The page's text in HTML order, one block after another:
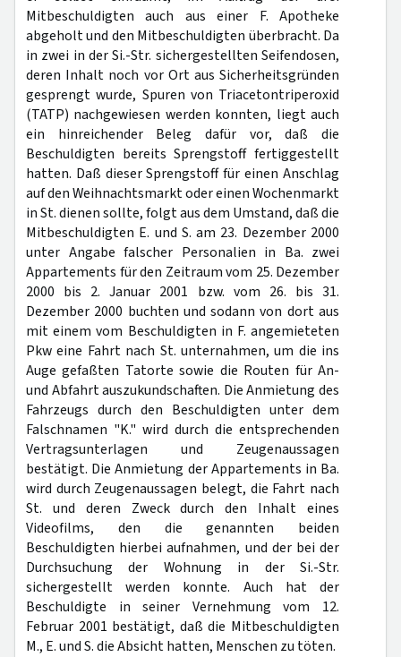
Mitbeschuldigten auch aus einer F. Apotheke
abgeholt und den Mitbeschuldigten überbracht. Da
in zwei in der Si.-Str. sichergestellten Seifendosen,
deren Inhalt noch vor Ort aus Sicherheitsgründen
gesprengt wurde, Spuren von Triacetontriperoxid
(TATP) nachgewiesen werden konnten, liegt auch
ein hinreichender Beleg dafür vor, daß die
Beschuldigten bereits Sprengstoff fertiggestellt
hatten. Daß dieser Sprengstoff für einen Anschlag
auf den Weihnachtsmarkt oder einen Wochenmarkt
in St. dienen sollte, folgt aus dem Umstand, daß die
Mitbeschuldigten E. und S. am 23. Dezember 2000
unter Angabe falscher Personalien in Ba. zwei
Appartements für den Zeitraum vom 25. Dezember
2000 bis 2. Januar 2001 bzw. vom 26. bis 31.
Dezember 2000 buchten und sodann von dort aus
mit einem vom Beschuldigten in F. angemieteten
Pkw eine Fahrt nach St. unternahmen, um die ins
Auge gefaßten Tatorte sowie die Routen für An-
und Abfahrt auszukundschaften. Die Anmietung des
Fahrzeugs durch den Beschuldigten unter dem
Falschnamen "K." wird durch die entsprechenden
Vertragsunterlagen und Zeugenaussagen
bestätigt. Die Anmietung der Appartements in Ba.
wird durch Zeugenaussagen belegt, die Fahrt nach
St. und deren Zweck durch den Inhalt eines
Videofilms, den die genannten beiden
Beschuldigten hierbei aufnahmen, und der bei der
Durchsuchung der Wohnung in der Si.-Str.
sichergestellt werden konnte. Auch hat der
Beschuldigte in seiner Vernehmung vom 12.
Februar 2001 bestätigt, daß die Mitbeschuldigten
M., E. und S. die Absicht hatten, Menschen zu töten.